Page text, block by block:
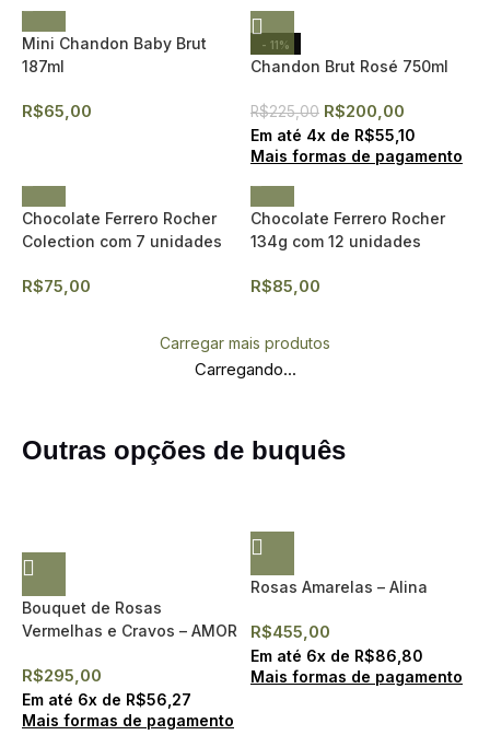
Mini Chandon Baby Brut
187ml
R$65,00
- 11%
Chandon Brut Rosé 750ml
R$225,00 R$200,00
Em até 4x de R$55,10
Mais formas de pagamento
Chocolate Ferrero Rocher
Colection com 7 unidades
R$75,00
Chocolate Ferrero Rocher
134g com 12 unidades
R$85,00
Carregar mais produtos
Carregando...
Outras opções de buquês
Bouquet de Rosas
Vermelhas e Cravos – AMOR
R$295,00
Em até 6x de R$56,27
Mais formas de pagamento
Rosas Amarelas – Alina
R$455,00
Em até 6x de R$86,80
Mais formas de pagamento